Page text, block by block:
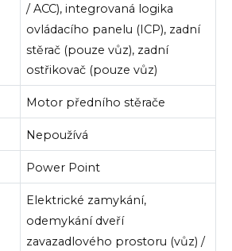
/ ACC), integrovaná logika
ovládacího panelu (ICP), zadní
stěrač (pouze vůz), zadní
ostřikovač (pouze vůz)
Motor předního stěrače
Nepoužívá
Power Point
Elektrické zamykání,
odemykání dveří
zavazadlového prostoru (vůz) /